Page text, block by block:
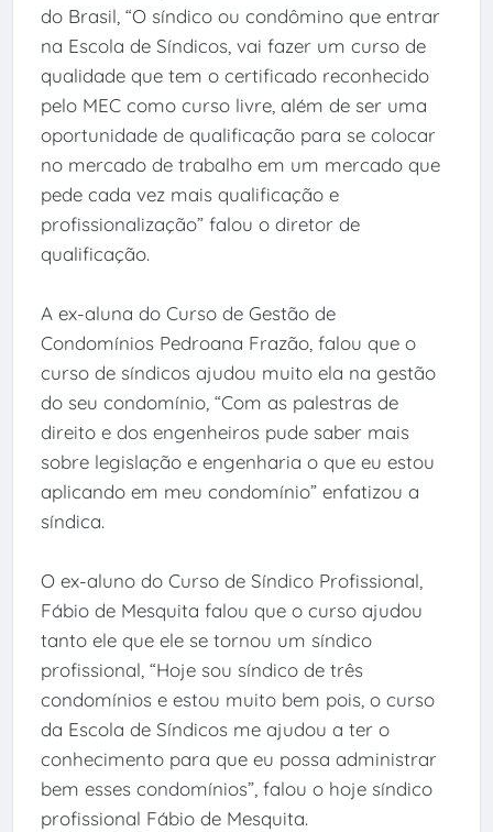
do Brasil, “O síndico ou condômino que entrar
na Escola de Síndicos, vai fazer um curso de
qualidade que tem o certificado reconhecido
pelo MEC como curso livre, além de ser uma
oportunidade de qualificação para se colocar
no mercado de trabalho em um mercado que
pede cada vez mais qualificação e
profissionalização” falou o diretor de
qualificação.
A ex-aluna do Curso de Gestão de
Condomínios Pedroana Frazão, falou que o
curso de síndicos ajudou muito ela na gestão
do seu condomínio, “Com as palestras de
direito e dos engenheiros pude saber mais
sobre legislação e engenharia o que eu estou
aplicando em meu condomínio” enfatizou a
síndica.
O ex-aluno do Curso de Síndico Profissional,
Fábio de Mesquita falou que o curso ajudou
tanto ele que ele se tornou um síndico
profissional, “Hoje sou síndico de três
condomínios e estou muito bem pois, o curso
da Escola de Síndicos me ajudou a ter o
conhecimento para que eu possa administrar
bem esses condomínios”, falou o hoje síndico
profissional Fábio de Mesquita.